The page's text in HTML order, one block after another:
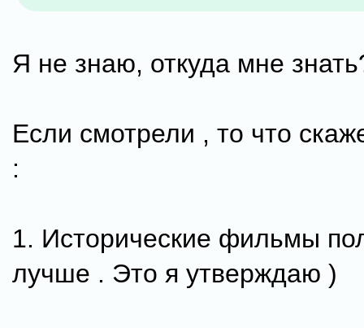
Я не знаю, откуда мне
Если смотрели , то что
:
1. Исторические фильмы
лучше . Это я утверждаю )